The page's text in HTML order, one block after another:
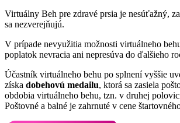
Virtuálny Beh pre zdravé prsia je nesúťažný,
sa nezverejňujú.
V prípade nevyužitia možnosti virtuálneho
poplatok nevracia ani nepresúva do ďalšieho
Účastník virtuálneho behu po splnení vyššie
získa dobehovú medailu, ktorá sa zasiela
obdobia virtuálneho behu, tzn. v druhej
Poštovné a balné je zahrnuté v cene